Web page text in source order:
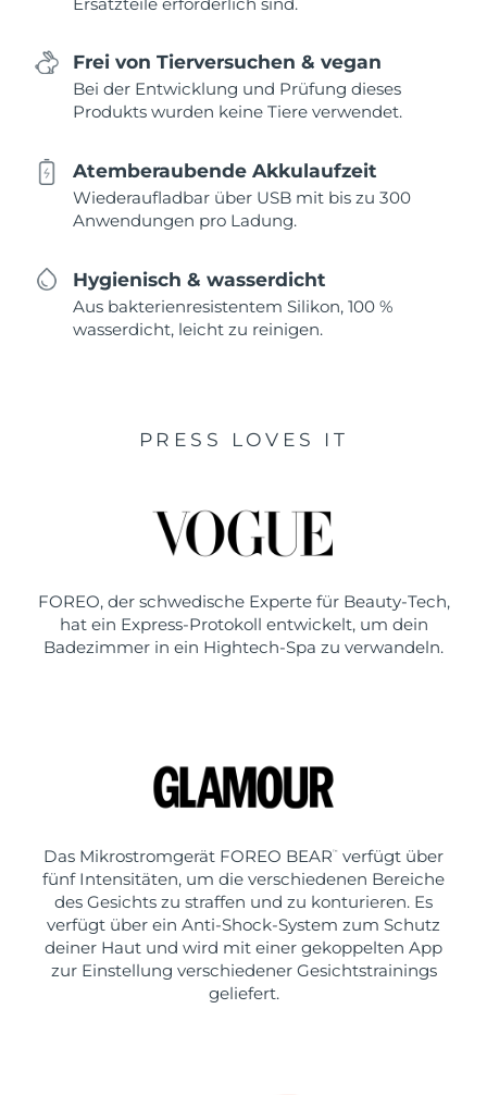
Frei von Tierversuchen & vegan
Bei der Entwicklung und Prüfung dieses
Produkts wurden keine Tiere verwendet.
Atemberaubende Akkulaufzeit
Wiederaufladbar über USB mit bis zu 300
Anwendungen pro Ladung.
Hygienisch & wasserdicht
Aus bakterienresistentem Silikon, 100 %
wasserdicht, leicht zu reinigen.
PRESS LOVES IT
FOREO, der schwedische Experte für Beauty-Tech,
hat ein Express-Protokoll entwickelt, um dein
Badezimmer in ein Hightech-Spa zu verwandeln.
Das Mikrostromgerät FOREO BEAR ™
verfügt über
fünf Intensitäten, um die verschiedenen Bereiche
des Gesichts zu straffen und zu konturieren. Es
verfügt über ein Anti-Shock-System zum Schutz
deiner Haut und wird mit einer gekoppelten App
zur Einstellung verschiedener Gesichtstrainings
geliefert.